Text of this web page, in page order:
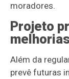
moradores.
Projeto
Além da
prevê futuras